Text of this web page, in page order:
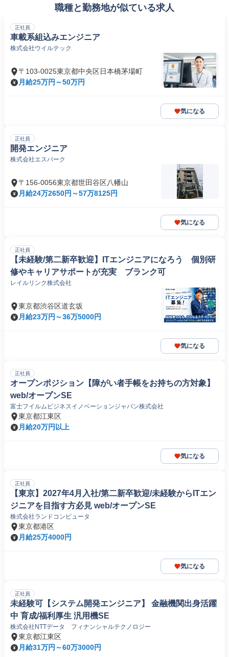
職種と勤務地が似ている求人
正社員
車載系組込みエンジニア
株式会社ウイルテック
〒103-0025東京都中央区日本橋茅場町
月給25万円～50万円
気になる
正社員
開発エンジニア
株式会社エスパーク
〒156-0056東京都世田谷区八幡山
月給24万2650円～57万8125円
気になる
正社員
【未経験/第二新卒歓迎】ITエンジニアになろう 個別研
修やキャリアサポートが充実 ブランク可
レイルリンク株式会社
東京都渋谷区道玄坂
月給23万円～36万5000円
気になる
正社員
オープンポジション【障がい者手帳をお持ちの方対象】
web/オープンSE
富士フイルムビジネスイノベーションジャパン株式会社
東京都江東区
月給20万円以上
気になる
正社員
【東京】2027年4月入社/第二新卒歓迎/未経験からITエン
ジニアを目指す方必見 web/オープンSE
株式会社ランドコンピュータ
東京都港区
月給25万4000円
気になる
正社員
未経験可【システム開発エンジニア】 金融機関出身活躍
中 育成/福利厚生 汎用機SE
株式会社NTTデータ フィナンシャルテクノロジー
東京都江東区
月給31万円～60万3000円